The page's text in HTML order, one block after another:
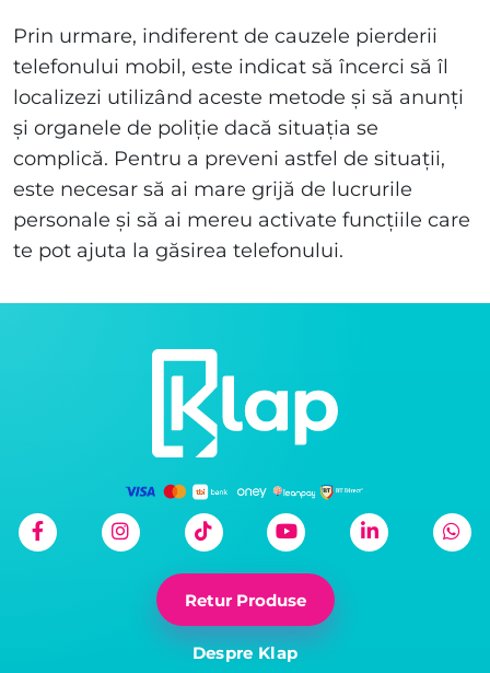
Prin urmare, indiferent de cauzele pierderii
telefonului mobil, este indicat să încerci să îl
localizezi utilizând aceste metode și să anunți
și organele de poliție dacă situația se
complică. Pentru a preveni astfel de situații,
este necesar să ai mare grijă de lucrurile
personale și să ai mereu activate funcțiile care
te pot ajuta la găsirea telefonului.
Retur Produse
Despre Klap